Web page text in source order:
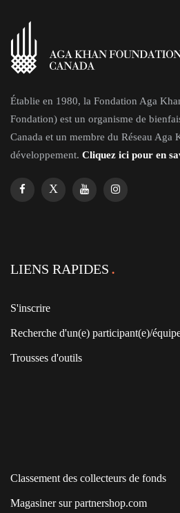
Établie en 1980, la Fondation Aga
Fondation) est un organisme de
Canada et un membre du Réseau Aga
développement. Cliquez ici pour en
LIENS RAPIDES
S'inscrire
Recherche d'un(e) participant(e)/
Trousses d'outils
Classement des collecteurs de fonds
Magasiner sur partnershop.com